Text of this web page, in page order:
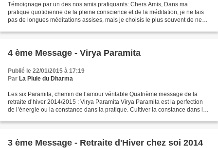
Témoignage par un des nos amis pratiquants: Chers Amis, Dans ma
pratique quotidienne de la pleine conscience et de la méditation, je ne fais
pas de longues méditations assises, mais je choisis le plus souvent de ne
4 ème Message - Virya Paramita
Publié le 22/01/2015 à 17:19
Par La Pluie du Dharma
Les six Paramita, chemin de l’amour véritable Quatrième message de la
retraite d’hiver 2014/2015 : Virya Paramita Virya Paramita est la perfection
de l’énergie ou la constance dans la pratique. Cultiver la constance dans la
3 ème Message - Retraite d'Hiver chez soi 2014